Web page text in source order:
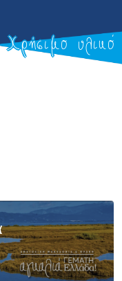
Χρήσιμο υλικό